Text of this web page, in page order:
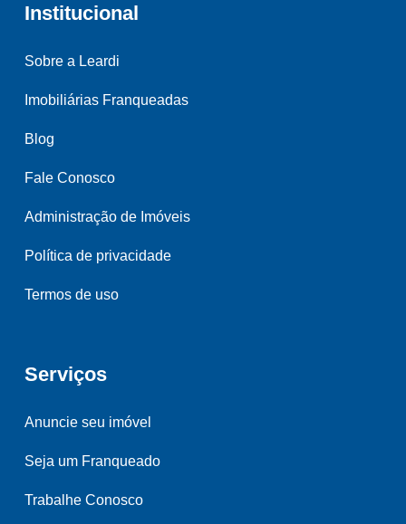
Institucional
Sobre a Leardi
Imobiliárias Franqueadas
Blog
Fale Conosco
Administração de Imóveis
Política de privacidade
Termos de uso
Serviços
Anuncie seu imóvel
Seja um Franqueado
Trabalhe Conosco